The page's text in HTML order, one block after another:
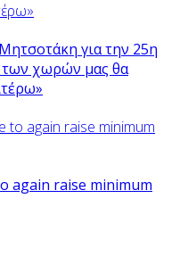
για την 25η
χωρών μας θα
again raise minimum